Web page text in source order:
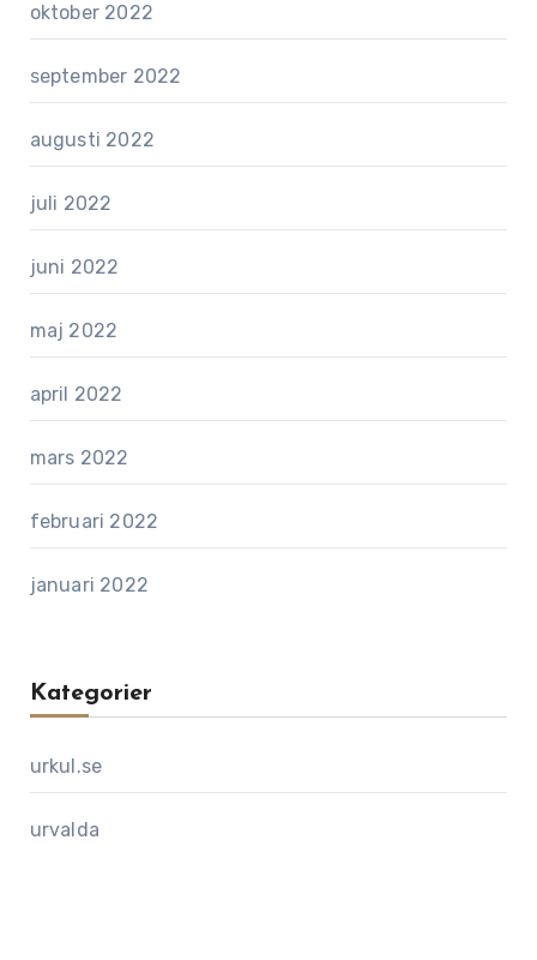
oktober 2022
september 2022
augusti 2022
juli 2022
juni 2022
maj 2022
april 2022
mars 2022
februari 2022
januari 2022
Kategorier
urkul.se
urvalda